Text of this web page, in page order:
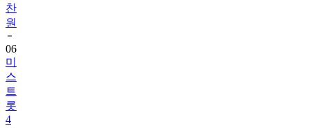
찬
원
06
미
스
트
롯
4